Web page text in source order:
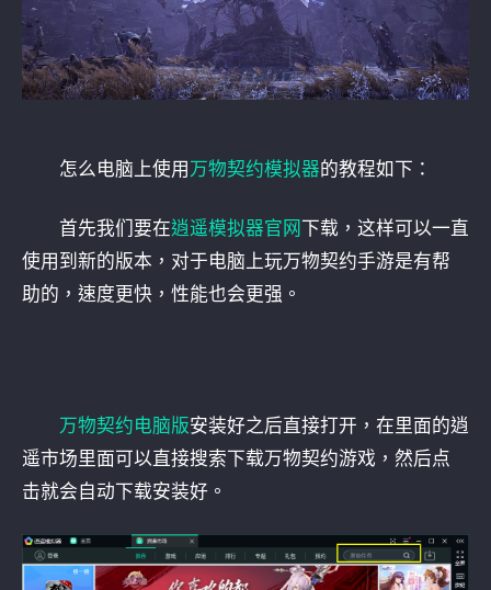
怎么电脑上使用万物契约模拟器的教程如下：
首先我们要在逍遥模拟器官网下载，这样可以一直
使用到新的版本，对于电脑上玩万物契约手游是有帮
助的，速度更快，性能也会更强。
万物契约电脑版安装好之后直接打开，在里面的逍
遥市场里面可以直接搜索下载万物契约游戏，然后点
击就会自动下载安装好。